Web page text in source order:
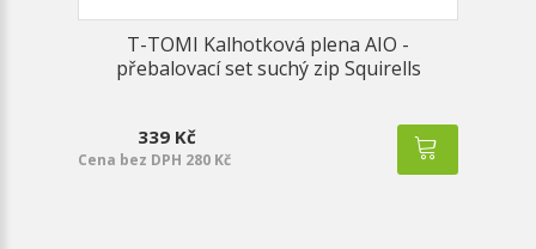
T-TOMI Kalhotková plena AIO -
přebalovací set suchý zip Squirells
339 Kč
Cena bez DPH 280 Kč